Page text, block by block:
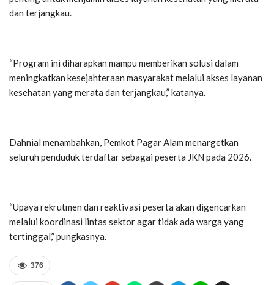
dan terjangkau.
“Program ini diharapkan mampu memberikan solusi dalam
meningkatkan kesejahteraan masyarakat melalui akses layanan
kesehatan yang merata dan terjangkau,” katanya.
Dahnial menambahkan, Pemkot Pagar Alam menargetkan
seluruh penduduk terdaftar sebagai peserta JKN pada 2026.
“Upaya rekrutmen dan reaktivasi peserta akan digencarkan
melalui koordinasi lintas sektor agar tidak ada warga yang
tertinggal,” pungkasnya.
376